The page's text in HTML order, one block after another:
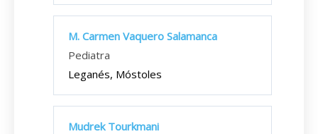
M. Carmen Vaquero Salamanca
Pediatra
Leganés, Móstoles
Mudrek Tourkmani